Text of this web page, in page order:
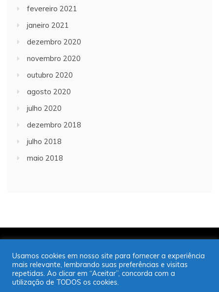
fevereiro 2021
janeiro 2021
dezembro 2020
novembro 2020
outubro 2020
agosto 2020
julho 2020
dezembro 2018
julho 2018
maio 2018
99725-9952
Desenvolvido por: José Saul Martins
Usamos cookies em nosso site para fornecer a experiência
mais relevante, lembrando suas preferências e visitas
repetidas. Ao clicar em “Aceitar”, concorda com a
utilização de TODOS os cookies.